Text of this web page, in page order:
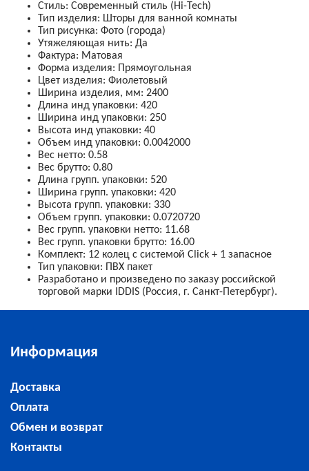
Стиль: Современный стиль (Hi-Tech)
Тип изделия: Шторы для ванной комнаты
Тип рисунка: Фото (города)
Утяжеляющая нить: Да
Фактура: Матовая
Форма изделия: Прямоугольная
Цвет изделия: Фиолетовый
Ширина изделия, мм: 2400
Длина инд упаковки: 420
Ширина инд упаковки: 250
Высота инд упаковки: 40
Объем инд упаковки: 0.0042000
Вес нетто: 0.58
Вес брутто: 0.80
Длина групп. упаковки: 520
Ширина групп. упаковки: 420
Высота групп. упаковки: 330
Объем групп. упаковки: 0.0720720
Вес групп. упаковки нетто: 11.68
Вес групп. упаковки брутто: 16.00
Комплект: 12 колец с системой Click + 1 запасное
Тип упаковки: ПВХ пакет
Разработано и произведено по заказу российской
торговой марки IDDIS (Россия, г. Санкт-Петербург).
Информация
Доставка
Оплата
Обмен и возврат
Контакты